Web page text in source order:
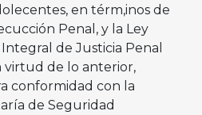
en térm,inos de
Penal, y la Ley
de Justicia Penal
virtud de lo anterior,
conformidad con la
de Seguridad